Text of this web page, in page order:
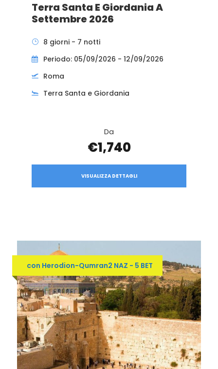
Terra Santa E Giordania A
Settembre 2026
8 giorni - 7 notti
Periodo: 05/09/2026 - 12/09/2026
Roma
Terra Santa e Giordania
Da
€1,740
VISUALIZZA DETTAGLI
con Herodion-Qumran2 NAZ - 5 BET